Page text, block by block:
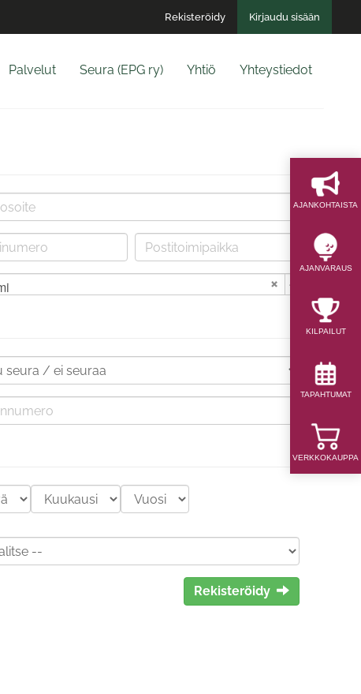
Rekisteröidy Kirjaudu sisään
Yhteystiedot
Yhtiö
Seura (EPG ry)
Palvelut
AJAN­KOHTAISTA
AJAN­VARAUS
KILPAILUT
TAPAHTUMAT
VERKKOKAUPPA
Rekisteröidy